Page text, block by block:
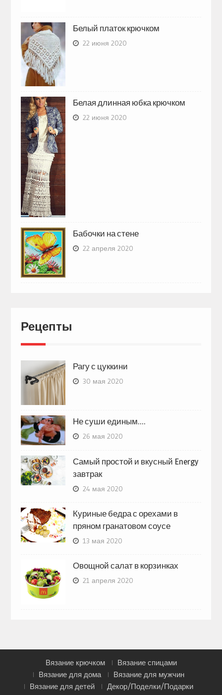
Белый платок крючком
22 июня 2020
Белая длинная юбка крючком
22 июня 2020
Бабочки на стене
22 апреля 2020
Рецепты
Рагу с цуккини
30 мая 2020
Не суши единым….
26 мая 2020
Самый простой и вкусный Energy
завтрак
24 мая 2020
Куриные бедра с орехами в
пряном гранатовом соусе
13 мая 2020
Овощной салат в корзинках
21 апреля 2020
Вязание крючком
Вязание спицами
Вязание для дома
Вязание для мужчин
Вязание для детей
Декор/Поделки/Подарки